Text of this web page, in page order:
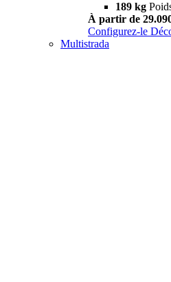
189 kg
À partir de
Configurez-le
Multistrada